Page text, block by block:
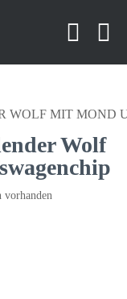
WOLF MIT MOND
Wolf